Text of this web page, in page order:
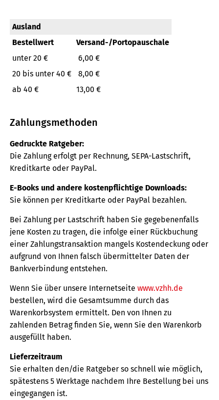
Ausland
Bestellwert
Versand-/Portopauschale
unter 20 €
6,00 €
20 bis unter 40 €
8,00 €
ab 40 €
13,00 €
Zahlungsmethoden
Gedruckte Ratgeber:
Die Zahlung erfolgt per Rechnung, SEPA-Lastschrift,
Kreditkarte oder PayPal.
E-Books und andere kostenpflichtige Downloads:
Sie können per Kreditkarte oder PayPal bezahlen.
Bei Zahlung per Lastschrift haben Sie gegebenenfalls
jene Kosten zu tragen, die infolge einer Rückbuchung
einer Zahlungstransaktion mangels Kostendeckung oder
aufgrund von Ihnen falsch übermittelter Daten der
Bankverbindung entstehen.
Wenn Sie über unsere Internetseite www.vzhh.de
bestellen, wird die Gesamtsumme durch das
Warenkorbsystem ermittelt. Den von Ihnen zu
zahlenden Betrag finden Sie, wenn Sie den Warenkorb
ausgefüllt haben.
Lieferzeitraum
Sie erhalten den/die Ratgeber so schnell wie möglich,
spätestens 5 Werktage nachdem Ihre Bestellung bei uns
eingegangen ist.